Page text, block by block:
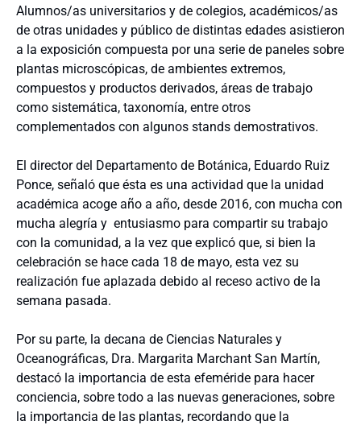
Alumnos/as universitarios y de colegios, académicos/as
de otras unidades y público de distintas edades asistieron
a la exposición compuesta por una serie de paneles sobre
plantas microscópicas, de ambientes extremos,
compuestos y productos derivados, áreas de trabajo
como sistemática, taxonomía, entre otros
complementados con algunos stands demostrativos.
El director del Departamento de Botánica, Eduardo Ruiz
Ponce, señaló que ésta es una actividad que la unidad
académica acoge año a año, desde 2016, con mucha con
mucha alegría y entusiasmo para compartir su trabajo
con la comunidad, a la vez que explicó que, si bien la
celebración se hace cada 18 de mayo, esta vez su
realización fue aplazada debido al receso activo de la
semana pasada.
Por su parte, la decana de Ciencias Naturales y
Oceanográficas, Dra. Margarita Marchant San Martín,
destacó la importancia de esta efeméride para hacer
conciencia, sobre todo a las nuevas generaciones, sobre
la importancia de las plantas, recordando que la